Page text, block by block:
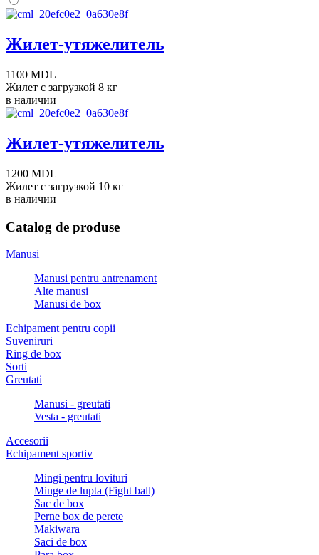
Жилет-утяжелитель
1100 MDL
Жилет с загрузкой 8 кг
в наличии
Жилет-утяжелитель
1200 MDL
Жилет с загрузкой 10 кг
в наличии
Catalog de produse
Manusi
Manusi pentru antrenament
Alte manusi
Manusi de box
Echipament pentru copii
Suveniruri
Ring de box
Sorti
Greutati
Manusi - greutati
Vesta - greutati
Accesorii
Echipament sportiv
Mingi pentru lovituri
Minge de lupta (Fight ball)
Sac de box
Perne box de perete
Makiwara
Saci de box